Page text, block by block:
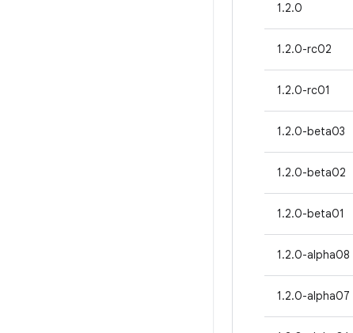
1.2.0
1.2.0-rc02
1.2.0-rc01
1.2.0-beta03
1.2.0-beta02
1.2.0-beta01
1.2.0-alpha08
1.2.0-alpha07